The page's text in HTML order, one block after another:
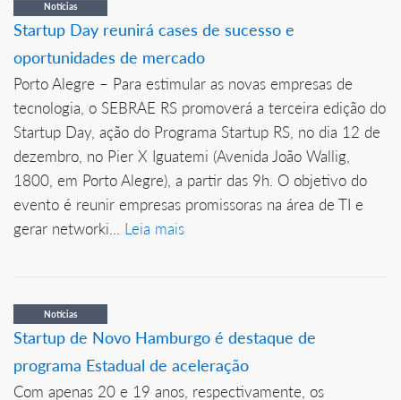
Notícias
Startup Day reunirá cases de sucesso e
oportunidades de mercado
Porto Alegre – Para estimular as novas empresas de
tecnologia, o SEBRAE RS promoverá a terceira edição do
Startup Day, ação do Programa Startup RS, no dia 12 de
dezembro, no Pier X Iguatemi (Avenida João Wallig,
1800, em Porto Alegre), a partir das 9h. O objetivo do
evento é reunir empresas promissoras na área de TI e
gerar networki... Leia mais
Notícias
Startup de Novo Hamburgo é destaque de
programa Estadual de aceleração
Com apenas 20 e 19 anos, respectivamente, os